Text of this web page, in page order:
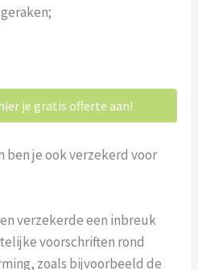
je gratis offerte aan!
ben je ook verzekerd voor
verzekerde een inbreuk
voorschriften rond
zoals bijvoorbeeld de